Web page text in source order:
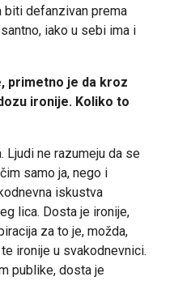
biti defanzivan prema
iako u sebi ima i
primetno je da kroz
ironije. Koliko to
Ljudi ne razumeju da se
samo ja, nego i
iskustva
lica. Dosta je ironije,
za to je, možda,
ironije u svakodnevnici.
publike, dosta je